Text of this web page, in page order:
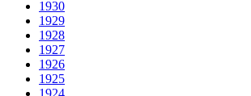
1930
1929
1928
1927
1926
1925